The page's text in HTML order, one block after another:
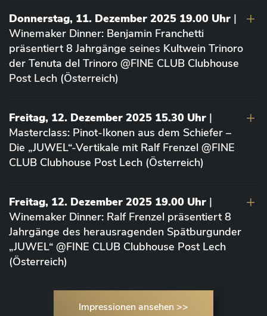
Donnerstag, 11. Dezember 2025 19.00 Uhr |
Winemaker Dinner: Benjamin Franchetti
präsentiert 8 Jahrgänge seines Kultwein Trinoro
der Tenuta del Trinoro @FINE CLUB Clubhouse
Post Lech (Österreich)
Freitag, 12. Dezember 2025 15.30 Uhr |
Masterclass: Pinot-Ikonen aus dem Schiefer –
Die „JUWEL“-Vertikale mit Ralf Frenzel @FINE
CLUB Clubhouse Post Lech (Österreich)
Freitag, 12. Dezember 2025 19.00 Uhr |
Winemaker Dinner: Ralf Frenzel präsentiert 8
Jahrgänge des herausragenden Spätburgunder
„JUWEL“ @FINE CLUB Clubhouse Post Lech
(Österreich)
Impressionen ansehen >>